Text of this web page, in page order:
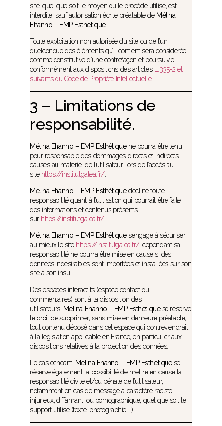
site, quel que soit le moyen ou le procédé utilisé, est
interdite, sauf autorisation écrite préalable de Mélina
Ehanno – EMP Esthétique.
Toute exploitation non autorisée du site ou de l’un
quelconque des éléments qu’il contient sera considérée
comme constitutive d’une contrefaçon et poursuivie
conformément aux dispositions des articles
L.335-2 et
suivants du Code de Propriété Intellectuelle.
3 – Limitations de
responsabilité.
Mélina Ehanno – EMP Esthétiquene pourra être tenu
pour responsable des dommages directs et indirects
causés au matériel de l’utilisateur, lors de l’accès au
site https://institutgalea.fr/.
Mélina Ehanno – EMP Esthétiquedécline toute
responsabilité quant à l’utilisation qui pourrait être faite
des informations et contenus présents
sur https://institutgalea.fr/.
Mélina Ehanno – EMP Esthétiques’engage à sécuriser
au mieux le site https://institutgalea.fr/, cependant sa
responsabilité ne pourra être mise en cause si des
données indésirables sont importées et installées sur son
site à son insu.
Des espaces interactifs (espace contact ou
commentaires) sont à la disposition des
utilisateurs. Mélina Ehanno – EMP Esthétiquese réserve
le droit de supprimer, sans mise en demeure préalable,
tout contenu déposé dans cet espace qui contreviendrait
à la législation applicable en France, en particulier aux
dispositions relatives à la protection des données.
Le cas échéant, Mélina Ehanno – EMP Esthétiquese
réserve également la possibilité de mettre en cause la
responsabilité civile et/ou pénale de l’utilisateur,
notamment en cas de message à caractère raciste,
injurieux, diffamant, ou pornographique, quel que soit le
support utilisé (texte, photographie …).